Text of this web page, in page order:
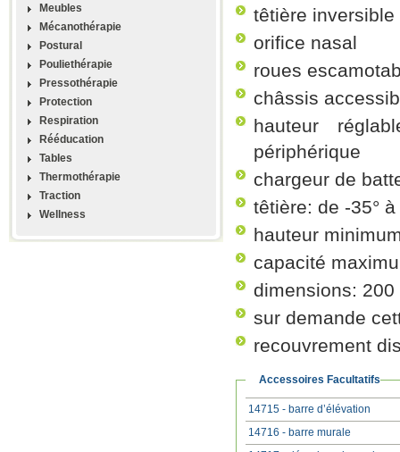
Meubles
Mécanothérapie
Postural
Pouliethérapie
Pressothérapie
Protection
Respiration
Rééducation
Tables
Thermothérapie
Traction
Wellness
têtière
orifice nasal
roues
châssis
hauteur
périphérique
chargeur de
têtière: de -35° à
hauteur
capacité
dimensions: 200
sur demande
recouvrement
Accessoires Facultatifs
14715 - barre d’élévation
14716 - barre murale